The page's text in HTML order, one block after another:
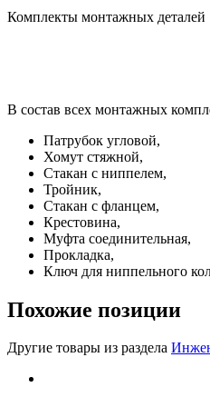
Комплекты монтажных деталей
В состав всех монтажных
Патрубок угловой,
Хомут стяжной,
Стакан с ниппелем,
Тройник,
Стакан с фланцем,
Крестовина,
Муфта соединительная,
Прокладка,
Ключ для ниппельного
Похожие позиции
Другие товары из раздела